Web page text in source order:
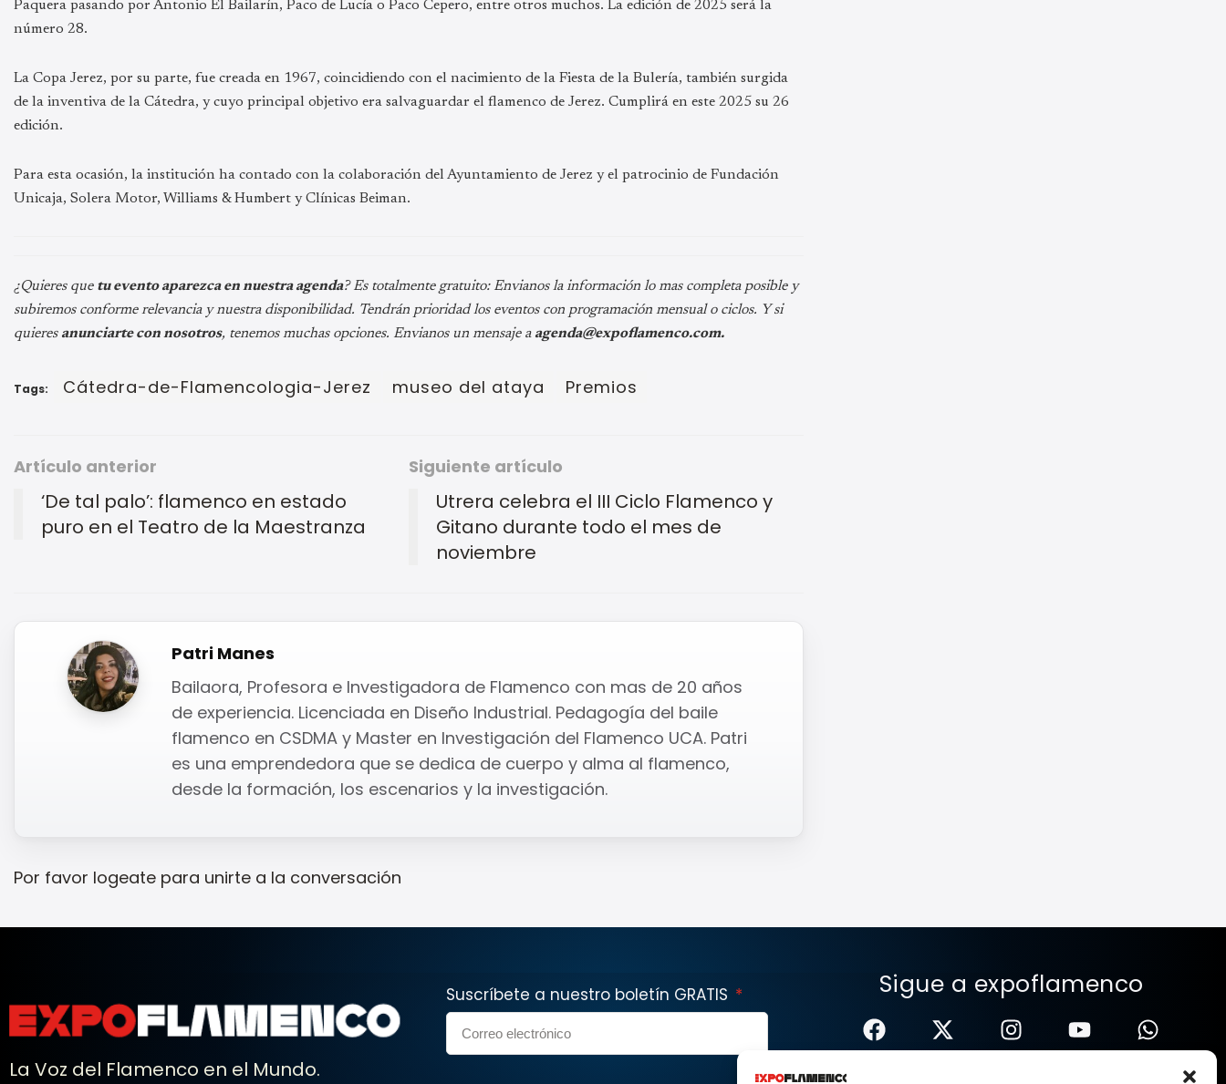
Paquera pasando por Antonio El Bailarín, Paco de Lucía o Paco Cepero, entre otros muchos. La edición de 2025 será la
número 28.
La Copa Jerez, por su parte, fue creada en 1967, coincidiendo con el nacimiento de la Fiesta de la Bulería, también surgida
de la inventiva de la Cátedra, y cuyo principal objetivo era salvaguardar el flamenco de Jerez. Cumplirá en este 2025 su 26
edición.
Para esta ocasión, la institución ha contado con la colaboración del Ayuntamiento de Jerez y el patrocinio de Fundación
Unicaja, Solera Motor, Williams & Humbert y Clínicas Beiman.
¿Quieres que tu evento aparezca en nuestra agenda? Es totalmente gratuito: Envianos la información lo mas completa posible y
subiremos conforme relevancia y nuestra disponibilidad. Tendrán prioridad los eventos con programación mensual o ciclos. Y si
quieres anunciarte con nosotros, tenemos muchas opciones. Envianos un mensaje a agenda@expoflamenco.com.
Tags: Cátedra-de-Flamencologia-Jerez museo del ataya Premios
Artículo anterior
‘De tal palo’: flamenco en estado
puro en el Teatro de la Maestranza
Siguiente artículo
Utrera celebra el III Ciclo Flamenco y
Gitano durante todo el mes de
noviembre
Patri Manes
Bailaora, Profesora e Investigadora de Flamenco con mas de 20 años
de experiencia. Licenciada en Diseño Industrial. Pedagogía del baile
flamenco en CSDMA y Master en Investigación del Flamenco UCA. Patri
es una emprendedora que se dedica de cuerpo y alma al flamenco,
desde la formación, los escenarios y la investigación.
Por favor logeate para unirte a la conversación
La Voz del Flamenco en el Mundo.
Suscríbete a nuestro boletín GRATIS Sigue a expoflamenco